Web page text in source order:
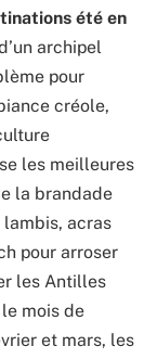
été en
archipel
pour
créole,
les meilleures
la brandade
acras
pour arroser
les Antilles
mois de
et mars, les